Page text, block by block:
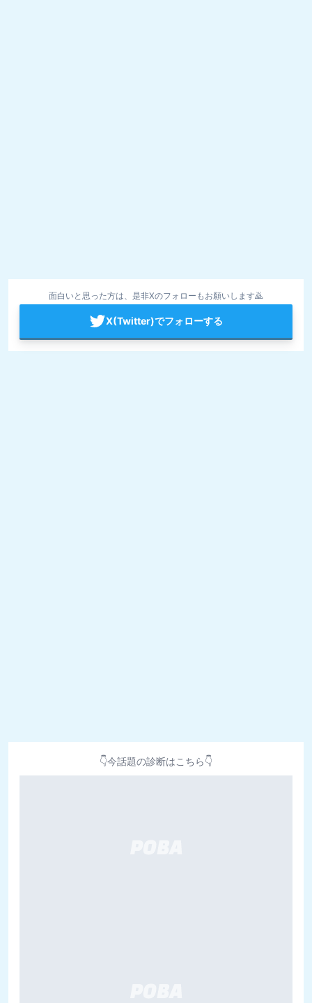
面白いと思った方は、是非Xのフォローもお願いします🙇
X(Twitter)でフォローする
👇今話題の診断はこちら👇